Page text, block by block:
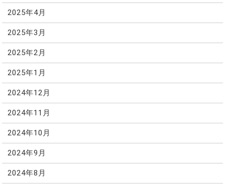
2025年4月
2025年3月
2025年2月
2025年1月
2024年12月
2024年11月
2024年10月
2024年9月
2024年8月